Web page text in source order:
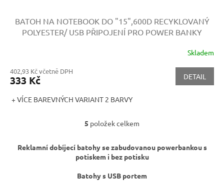
BATOH NA NOTEBOOK DO "15",600D RECYKLOVANÝ
POLYESTER/ USB PŘIPOJENÍ PRO POWER BANKY
Skladem
402,93 Kč včetně DPH
333 Kč DETAIL
+ VÍCE BAREVNÝCH VARIANT 2 BARVY
O
l
á
a
5 položek celkem
Reklamní dobíjecí batohy se zabudovanou powerbankou s
potiskem i bez potisku
Batohy s USB portem